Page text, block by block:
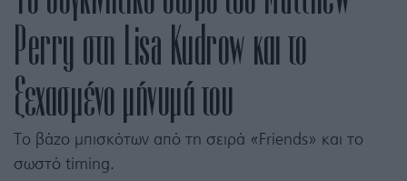
Perry στη Lisa Kudrow και το
ξεχασμένο μήνυμά του
Το βάζο μπισκότων από τη σειρά «Friends» και το
σωστό timing.